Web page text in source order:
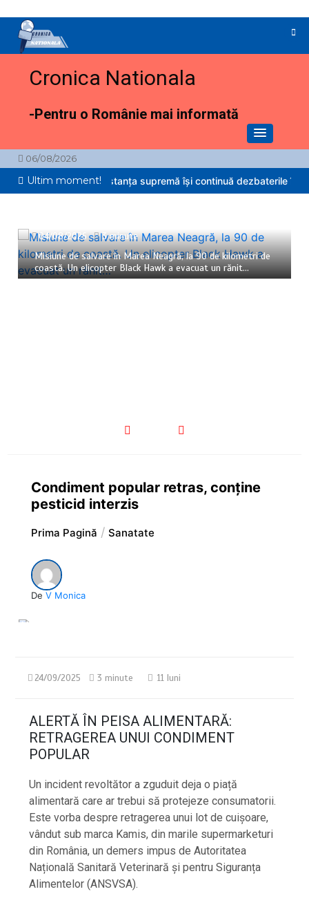
conținut
Cronica Nationala
-Pentru o Românie mai informată
06/08/2026
Ultim moment!
la ICCJ. Instanța supremă își continuă dezbaterile în
04/08/2026 3 minute
Misiune de salvare în Marea Neagră, la 90 de kilometri de
coastă. Un elicopter Black Hawk a evacuat un rănit…
Condiment popular retras, conține
pesticid interzis
Prima Pagină Sanatate
De V Monica
24/09/2025 3 minute 11 luni
ALERTĂ ÎN PEISA ALIMENTARĂ:
RETRAGEREA UNUI CONDIMENT
POPULAR
Un incident revoltător a zguduit deja o piață
alimentară care ar trebui să protejeze consumatorii.
Este vorba despre retragerea unui lot de cuișoare,
vândut sub marca Kamis, din marile supermarketuri
din România, un demers impus de Autoritatea
Națională Sanitară Veterinară și pentru Siguranța
Alimentelor (ANSVSA).